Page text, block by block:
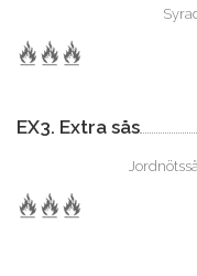
EX3. Extra sås